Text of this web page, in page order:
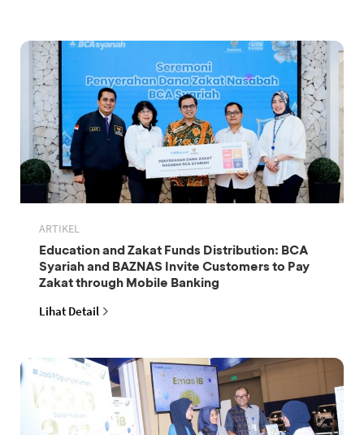
ARTIKEL
Education and Zakat Funds Distribution: BCA
Syariah and BAZNAS Invite Customers to Pay
Zakat through Mobile Banking
Lihat Detail